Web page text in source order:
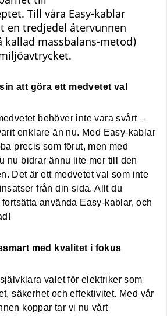
Till våra Easy-kablar
en tredjedel återvunnen
kallad massbalans-metod)
att göra ett medvetet val
behöver inte vara svårt –
enklare än nu. Med Easy-kablar
precis som förut, men med
nu bidrar ännu lite mer till den
Det är ett medvetet val som inte
från din sida. Allt du
använda Easy-kablar, och
med kvalitet i fokus
valet för elektriker som
säkerhet och effektivitet. Med vår
koppar tar vi nu vårt